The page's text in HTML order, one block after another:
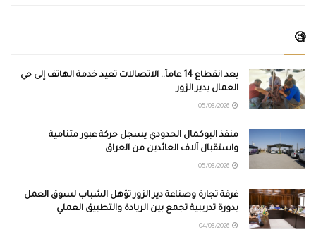
🧐
بعد انقطاع 14 عاماً.. الاتصالات تعيد خدمة الهاتف إلى حي
العمال بدير الزور
منفذ البوكمال الحدودي يسجل حركة عبور متنامية
واستقبال آلاف العائدين من العراق
غرفة تجارة وصناعة دير الزور تؤهل الشباب لسوق العمل
بدورة تدريبية تجمع بين الريادة والتطبيق العملي